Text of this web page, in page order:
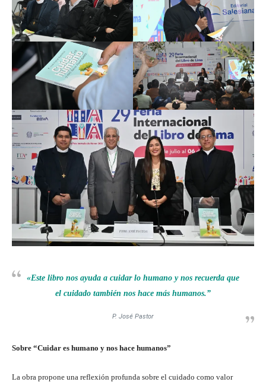
«Este libro nos ayuda a cuidar lo humano y nos recuerda que
el cuidado también nos hace más humanos.”
P. José Pastor
Sobre “Cuidar es humano y nos hace humanos”
La obra propone una reflexión profunda sobre el cuidado como valor